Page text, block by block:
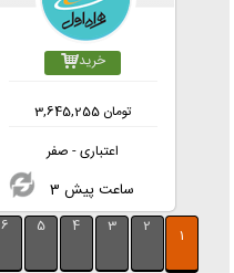
خرید
3,645,255 تومان
اعتباری - صفر
3 ساعت پیش
1
2
3
4
5
6